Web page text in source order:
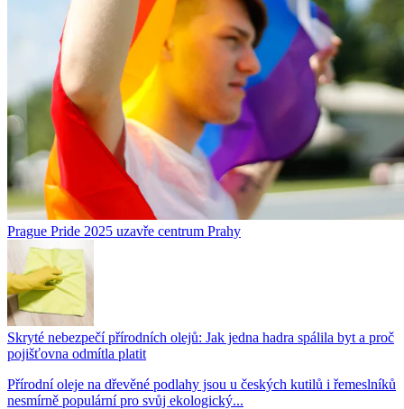
Prague Pride 2025 uzavře centrum Prahy
Skryté nebezpečí přírodních olejů: Jak jedna hadra spálila byt a proč
pojišťovna odmítla platit
Přírodní oleje na dřevěné podlahy jsou u českých kutilů i řemeslníků
nesmírně populární pro svůj ekologický...